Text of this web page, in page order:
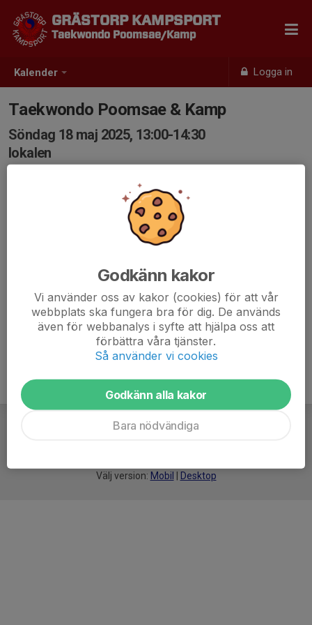
Kalender Logga in
GRÄSTORP KAMPSPORT
Taekwondo Poomsae/Kamp
Taekwondo Poomsae & Kamp
Söndag 18 maj 2025, 13:00-14:30
lokalen
Välj version: Mobil Desktop
Godkänn kakor
Vi använder oss av kakor (cookies) för att vår
webbplats ska fungera bra för dig. De används
även för webbanalys i syfte att hjälpa oss att
förbättra våra tjänster.
Så använder vi cookies
Godkänn alla kakor
Bara nödvändiga